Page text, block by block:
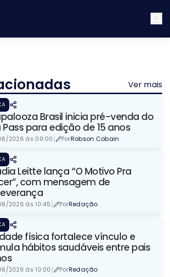
Ver mais
Brasil inicia pré-venda do
Pass para edição de 15 anos
2026 às 09:00 | PorRobson Cobain
Leitte lança “O Motivo Pra
com mensagem de
2026 às 10:45 | PorRedação
física fortalece vínculo e
hábitos saudáveis entre pais
2026 às 10:00 | PorRedação